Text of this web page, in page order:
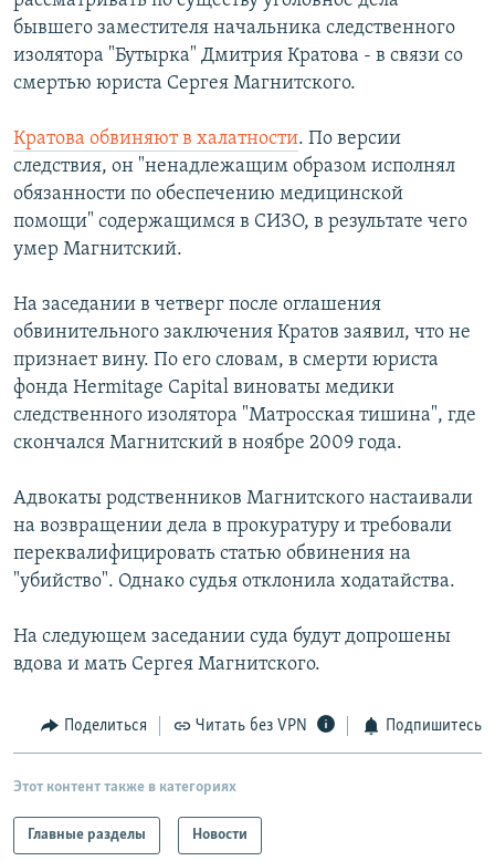
РАСПИСАНИЕ ВЕЩАНИЯ
ПОДПИШИТЕСЬ НА РАССЫЛКУ
бывшего заместителя начальника следственного
изолятора "Бутырка" Дмитрия Кратова - в связи со
смертью юриста Сергея Магнитского.
Кратова обвиняют в халатности. По версии
следствия, он "ненадлежащим образом исполнял
обязанности по обеспечению медицинской
помощи" содержащимся в СИЗО, в результате чего
умер Магнитский.
На заседании в четверг после оглашения
обвинительного заключения Кратов заявил, что не
признает вину. По его словам, в смерти юриста
фонда Hermitage Capital виноваты медики
следственного изолятора "Матросская тишина", где
скончался Магнитский в ноябре 2009 года.
Адвокаты родственников Магнитского настаивали
на возвращении дела в прокуратуру и требовали
переквалифицировать статью обвинения на
"убийство". Однако судья отклонила ходатайства.
На следующем заседании суда будут допрошены
вдова и мать Сергея Магнитского.
Поделиться Читать без VPN Подпишитесь
Этот контент также в категориях
Главные разделы Новости